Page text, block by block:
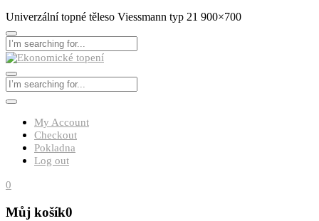
Univerzální topné těleso Viessmann typ 21 900×700
My Account
Checkout
Pokladna
Log out
0
Můj košík0